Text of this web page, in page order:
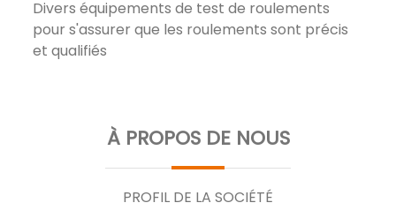
Divers équipements de test de roulements
pour s'assurer que les roulements sont précis
et qualifiés
À PROPOS DE NOUS
PROFIL DE LA SOCIÉTÉ